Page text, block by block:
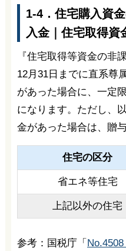
1-4．住宅購入資
入金｜住宅取得資
『住宅取得等資金の非
12月31日までに直系尊
があった場合に、一定
になります。ただし、
金があった場合は、贈
住宅の区分
省エネ等住宅
上記以外の住宅
参考：国税庁「